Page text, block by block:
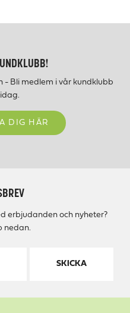
- Bli medlem i vår kundklubb
DIG HÄR
erbjudanden och nyheter?
nedan.
SKICKA